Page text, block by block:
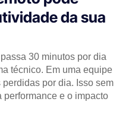
da sua
30 minutos por dia
técnico. Em uma equipe
por dia. Isso sem
performance e o impacto